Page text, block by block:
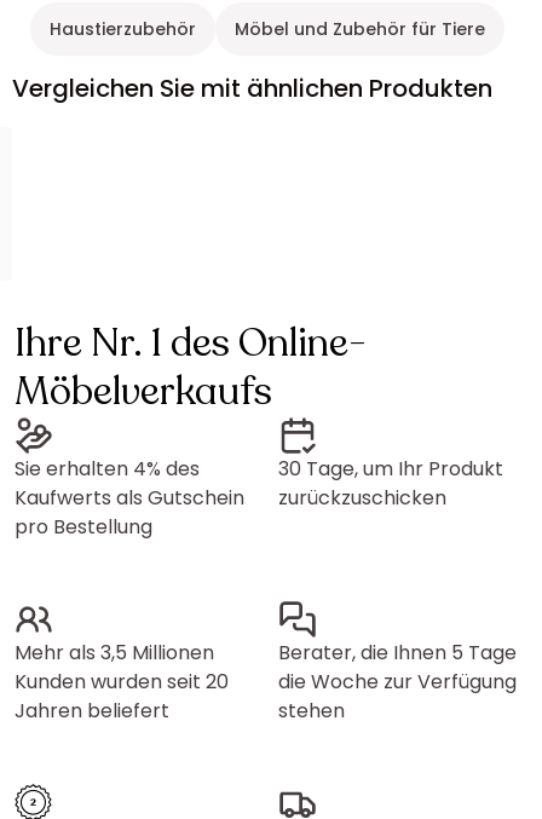
Haustierzubehör Möbel und Zubehör für Tiere
Vergleichen Sie mit ähnlichen Produkten
Ihre Nr. 1 des Online-
Möbelverkaufs
Sie erhalten 4% des
Kaufwerts als Gutschein
pro Bestellung
30 Tage, um Ihr Produkt
zurückzuschicken
Mehr als 3,5 Millionen
Kunden wurden seit 20
Jahren beliefert
Berater, die Ihnen 5 Tage
die Woche zur Verfügung
stehen